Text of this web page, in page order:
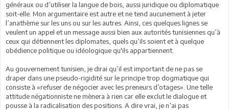
généraux ou d’utiliser la langue de bois, aussi juridique ou diplomatique
soit-elle. Mon argumentaire est autre et ne tend aucunement à jeter
l’anathème sur les uns ou sur les autres. Ainsi, ces quelques lignes se
veulent un appel et un message aussi bien aux autorités tunisiennes qu’à
ceux qui détiennent les diplomates, quels qu’ils soient et à quelque
obédience politique ou idéologique qu'ils appartiennent.
Au gouvernement tunisien, je dirai qu’il est important de ne pas se
draper dans une pseudo-rigidité sur le principe trop dogmatique qui
consiste à «refuser de négocier avec les preneurs d’otages». Une telle
attitude négationniste ne mènera à rien car elle exclut le dialogue et
pousse à la radicalisation des positions. A dire vrai, je n’ai pas